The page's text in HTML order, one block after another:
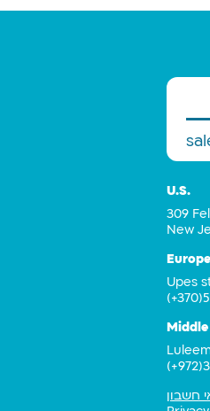
U.S.
309
New
Europe
Upes
Middle
חשבון